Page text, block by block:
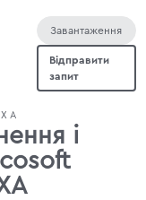
Завантаження
Відправити
запит
і